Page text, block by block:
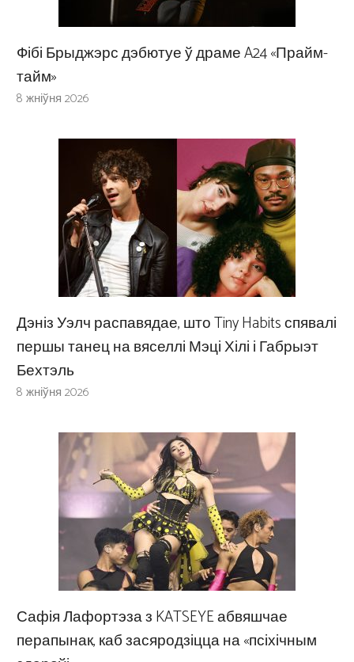
Фібі Брыджэрс дэбютуе ў драме A24 «Прайм-
тайм»
8 жніўня 2026
Дэніз Уэлч распавядае, што Tiny Habits спявалі
першы танец на вяселлі Мэці Хілі і Габрыэт
Бехтэль
8 жніўня 2026
Сафія Лафортэза з KATSEYE абвяшчае
перапынак, каб засяродзіцца на «псіхічным